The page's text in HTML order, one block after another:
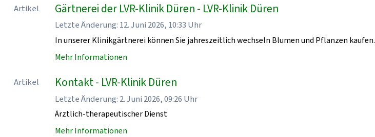
Artikel Gärtnerei der LVR-Klinik Düren - LVR-Klinik Düren
Letzte Änderung: 12. Juni 2026, 10:33 Uhr
In unserer Klinikgärtnerei können Sie jahreszeitlich wechseln Blumen und Pflanzen kaufen.
Mehr Informationen
Artikel Kontakt - LVR-Klinik Düren
Letzte Änderung: 2. Juni 2026, 09:26 Uhr
Ärztlich-therapeutischer Dienst
Mehr Informationen